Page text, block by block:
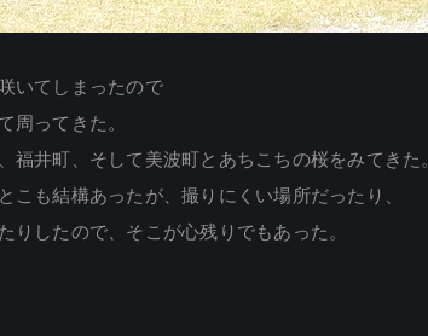
いてしまったので
周ってきた。
福井町、そして美波町とあちこちの桜をみてきた。
こも結構あったが、撮りにくい場所だったり、
りしたので、そこが心残りでもあった。